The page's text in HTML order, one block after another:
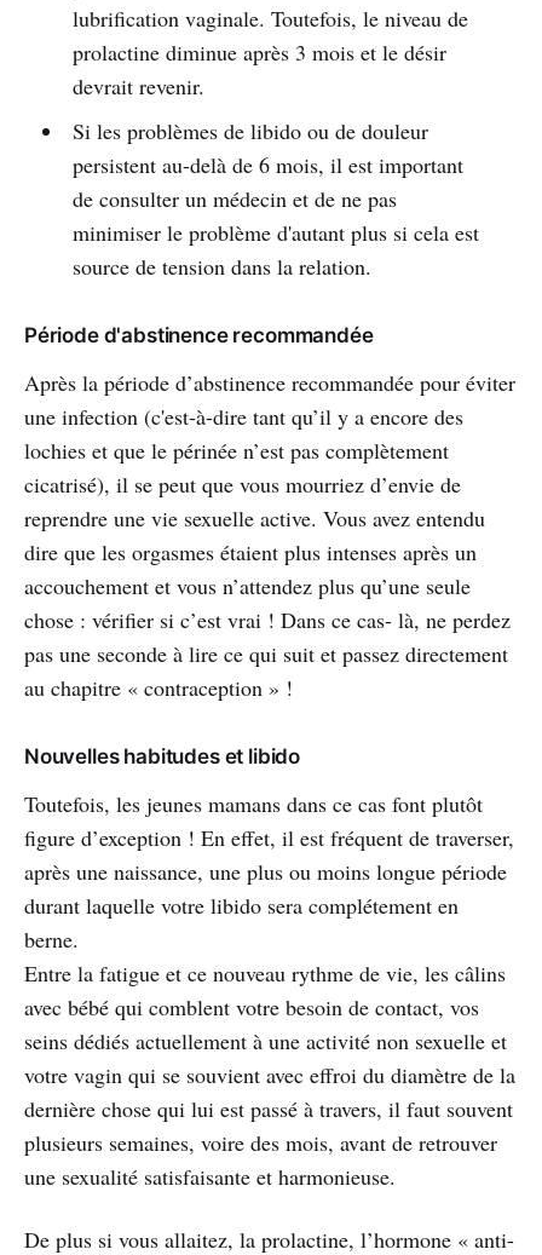
lubrification vaginale. Toutefois, le niveau de
prolactine diminue après 3 mois et le désir
devrait revenir.
Si les problèmes de libido ou de douleur
persistent au-delà de 6 mois, il est important
de consulter un médecin et de ne pas
minimiser le problème d'autant plus si cela est
source de tension dans la relation.
Période d'abstinence recommandée
Après la période d’abstinence recommandée pour éviter
une infection (c'est-à-dire tant qu’il y a encore des
lochies et que le périnée n’est pas complètement
cicatrisé), il se peut que vous mourriez d’envie de
reprendre une vie sexuelle active. Vous avez entendu
dire que les orgasmes étaient plus intenses après un
accouchement et vous n’attendez plus qu’une seule
chose : vérifier si c’est vrai ! Dans ce cas- là, ne perdez
pas une seconde à lire ce qui suit et passez directement
au chapitre « contraception » !
Nouvelles habitudes et libido
Toutefois, les jeunes mamans dans ce cas font plutôt
figure d’exception ! En effet, il est fréquent de traverser,
après une naissance, une plus ou moins longue période
durant laquelle votre libido sera complétement en
berne.
Entre la fatigue et ce nouveau rythme de vie, les câlins
avec bébé qui comblent votre besoin de contact, vos
seins dédiés actuellement à une activité non sexuelle et
votre vagin qui se souvient avec effroi du diamètre de la
dernière chose qui lui est passé à travers, il faut souvent
plusieurs semaines, voire des mois, avant de retrouver
une sexualité satisfaisante et harmonieuse.
De plus si vous allaitez, la prolactine, l’hormone « anti-